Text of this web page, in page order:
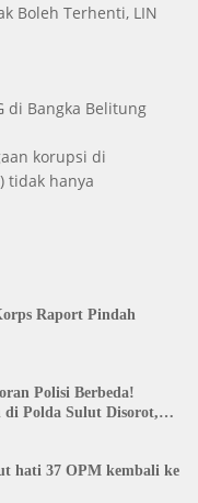
Boleh Terhenti, LIN
di Bangka Belitung
korupsi di
tidak hanya
Raport Pindah
Polisi Berbeda!
di Polda Sulut Disorot,
hati 37 OPM kembali ke